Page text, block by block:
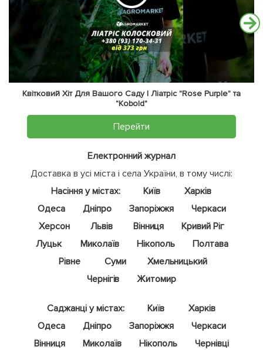
Квітковий Хіт Для Вашого Саду | Ліатріс "Rose Purple" та
"Kobold"
Перейти
Електронний журнал
Доставка в усі міста і села України, в тому числі:
Насіння у містах:
Київ
Харків
Одеса
Дніпро Запоріжжя
Черкаси
Херсон
Львів Вінниця
Кривий Ріг
Луцьк
Миколаїв Нікополь
Полтава
Рівне
Суми
Хмельницький
Чернігів
Житомир
Саджанці у містах: Київ
Харків
Одеса
Дніпро Запоріжжя
Черкаси
Вінниця
Миколаїв Нікополь
Чернівці